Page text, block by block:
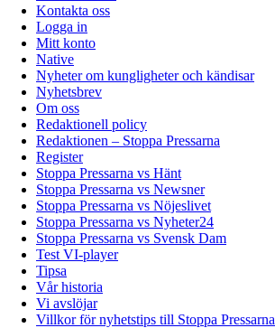
Kontakta oss
Logga in
Mitt konto
Native
Nyheter om kungligheter och kändisar
Nyhetsbrev
Om oss
Redaktionell policy
Redaktionen – Stoppa Pressarna
Register
Stoppa Pressarna vs Hänt
Stoppa Pressarna vs Newsner
Stoppa Pressarna vs Nöjeslivet
Stoppa Pressarna vs Nyheter24
Stoppa Pressarna vs Svensk Dam
Test VI-player
Tipsa
Vår historia
Vi avslöjar
Villkor för nyhetstips till Stoppa Pressarna